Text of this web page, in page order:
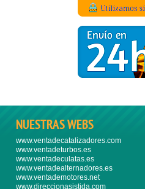
NUESTRAS WEBS
www.ventadecatalizadores.com
www.ventadeturbos.es
www.ventadeculatas.es
www.ventadealternadores.es
www.ventademotores.net
www.direccionasistida.com